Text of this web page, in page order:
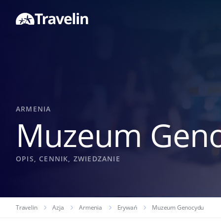
ARMENIA
Muzeum
OPIS, CENNIK, ZWIEDZANIE
Travelin Azja Armenia Erywań Muzeum Genocydu